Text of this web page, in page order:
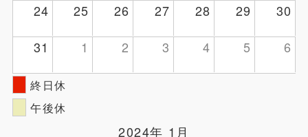
24 25 26 27 28 29 30
31 1 2 3 4 5 6
終日休
午後休
2024年 1月